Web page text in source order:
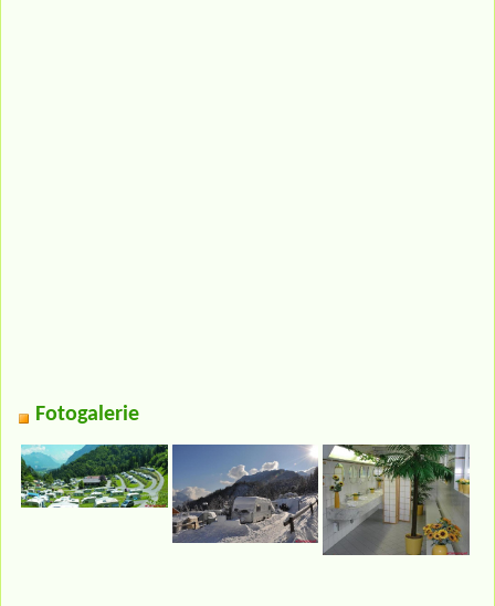
Fotogalerie